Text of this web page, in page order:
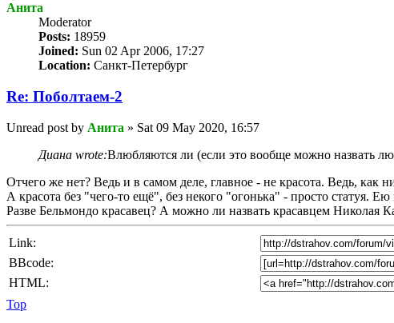
Анита
Мoderator
Posts: 18959
Joined: Sun 02 Apr 2006, 17:27
Location: Санкт-Петербург
Re: Поболтаем-2
Unread post by Анита » Sat 09 May 2020, 16:57
Диана wrote:Влюбляются ли (если это вообще можно назвать
Отчего же нет? Ведь и в самом деле, главное - не красота. Ведь, как
А красота без "чего-то ещё", без некого "огонька" - просто статуя.
Разве Бельмондо красавец? А можно ли назвать красавцем
Link:
BBcode:
HTML:
Top